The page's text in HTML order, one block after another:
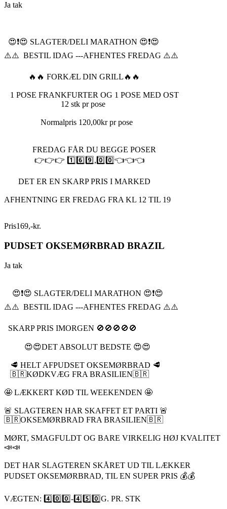
Ja tak
😍❗️😍 SLAGTER/DELI MARATHON 😍❗️😍
⚠️⚠️ BESTIL IDAG ---AFHENTES FREDAG ⚠️⚠️
🔥🔥 FORKÆL DIN GRILL🔥🔥
1 POSE FRANKFURTER OG 1 POSE MED OST
12 stk pr pose
Normalpris 120,00kr pr pose
FREDAG FÅR DU BEGGE POSER
👉👉👉 1️⃣6️⃣9️⃣,0️⃣0️⃣👈👈👈
DET ER EN SKARP PRIS I MARKED
AFHENTNING ER FREDAG FRA KL 12 TIL 19
Pris169,-kr.
PUDSET OKSEMØRBRAD BRAZIL
Ja tak
😍❗️😍 SLAGTER/DELI MARATHON 😍❗️😍
⚠️⚠️ BESTIL IDAG ---AFHENTES FREDAG ⚠️⚠️
SKARP PRIS IMORGEN 🚫🚫🚫🚫🚫
😍😍DET ABSOLUT BEDSTE 😍😍
🥩 HELT AFPUDSET OKSEMØRBRAD 🥩
🇧🇷KØDKVÆG FRA BRASILIEN🇧🇷
🤩 LÆKKERT KØD TIL WEEKENDEN 🤩
🚨 SLAGTEREN HAR SKAFFET ET PARTI 🚨
🇧🇷OKSEMØRBRAD FRA BRASILIEN🇧🇷
MØRT, SMAGFULDT OG BARE VIRKELIG HØJ KVALITET
📣📣
DET HAR SLAGTEREN SKÅRET UD TIL LÆKKER
PUDSET OKSEMØRBRAD, TIL EN SUPER PRIS 💰💰
VÆGTEN: 4️⃣0️⃣0️⃣-4️⃣5️⃣0️⃣G. PR. STK